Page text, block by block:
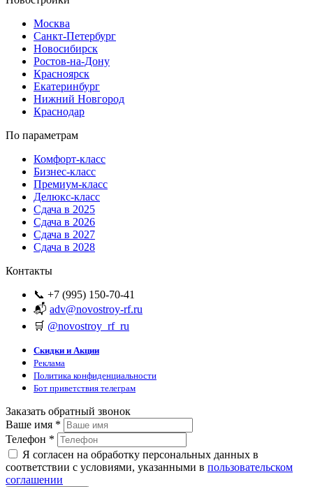
Москва
Санкт-Петербург
Новосибирск
Ростов-на-Дону
Красноярск
Екатеринбург
Нижний Новгород
Краснодар
По параметрам
Комфорт-класс
Бизнес-класс
Премиум-класс
Делюкс-класс
Сдача в 2025
Сдача в 2026
Сдача в 2027
Сдача в 2028
Контакты
📞 +7 (995) 150-70-41
📬 adv@novostroy-rf.ru
🛒 @novostroy_rf_ru
Скидки и Акции
Реклама
Политика конфиденциальности
Бот приветствия телеграм
Заказать обратный звонок
Ваше имя *
Телефон *
Я согласен на обработку персональных данных в
соответствии с условиями, указанными в пользовательском
соглашении